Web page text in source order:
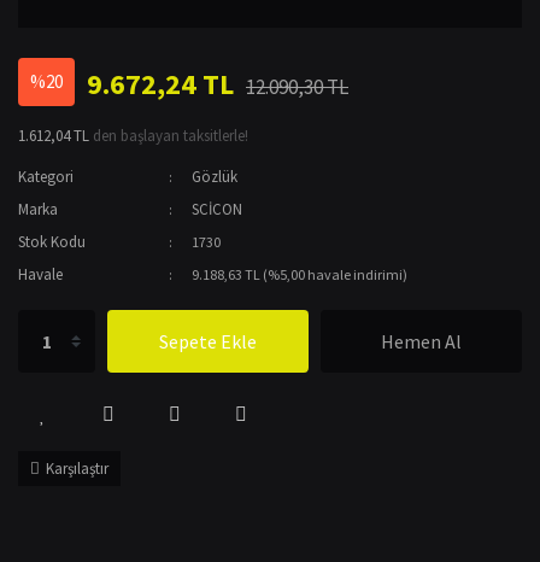
%20 9.672,24 TL 12.090,30 TL
1.612,04 TL den başlayan taksitlerle!
Kategori
Gözlük
Marka
SCİCON
Stok Kodu
1730
Havale 9.188,63 TL (%5,00 havale indirimi)
Sepete Ekle Hemen Al
Karşılaştır